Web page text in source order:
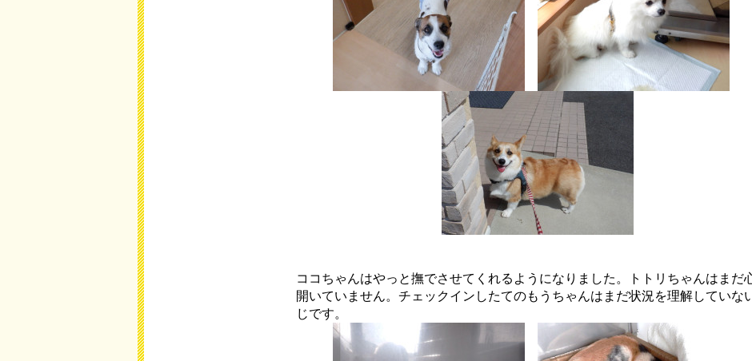
ココちゃんはやっと撫でさせてくれるようになりました。トトリちゃんはまだ
開いていません。チェックインしたてのもうちゃんはまだ状況を理解していな
じです。